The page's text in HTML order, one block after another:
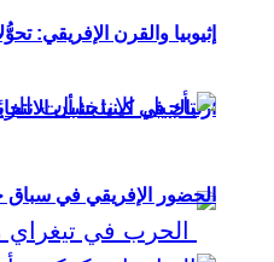
ارتباك في كينيا بشأن الانتخابات
إثيوبيا والقرن الإفريقي:
الحضور الإفريقي في سباق